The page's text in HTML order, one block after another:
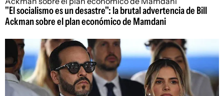
"El socialismo es un desastre": la brutal advertencia de Bill
Ackman sobre el plan económico de Mamdani